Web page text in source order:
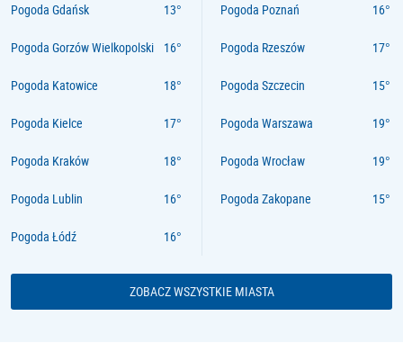
Pogoda Gdańsk
Pogoda Gorzów Wielkopolski
Pogoda Katowice
Pogoda Kielce
Pogoda Kraków
Pogoda Lublin
Pogoda Łódź
Pogoda Poznań
Pogoda Rzeszów
Pogoda Szczecin
Pogoda Warszawa
Pogoda Wrocław
Pogoda Zakopane
ZOBACZ WSZYSTKIE MIASTA